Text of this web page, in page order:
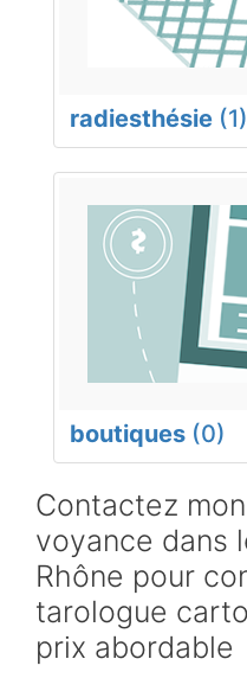
radiesthésie (1)
boutiques (0)
Contactez
voyance dans
Rhône pour
tarologue
prix abordable